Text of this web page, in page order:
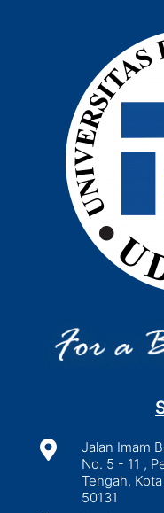

Jalan Imam
No. 5 - 11 ,
Tengah,
50131